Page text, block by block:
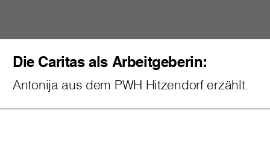
Die Caritas als Arbeitgeberin:
Antonija aus dem PWH Hitzendorf erzählt.